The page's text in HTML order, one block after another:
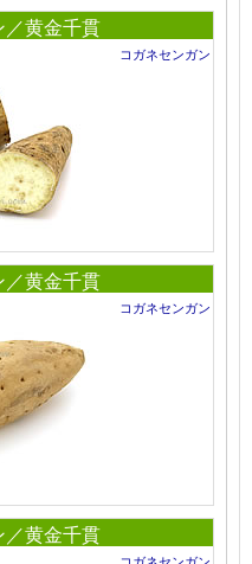
／黄金千貫
コガネセンガン
／黄金千貫
コガネセンガン
／黄金千貫